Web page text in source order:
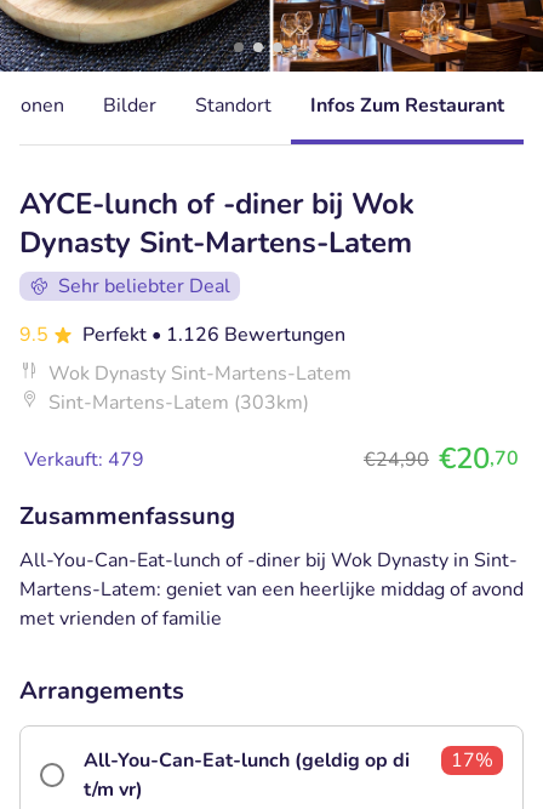
Bilder Standort Infos Zum Restaurant
AYCE-lunch of -diner bij Wok
Dynasty Sint-Martens-Latem
Sehr beliebter Deal
9.5
Perfekt • 1.126 Bewertungen
Wok Dynasty Sint-Martens-Latem
Sint-Martens-Latem (303km)
Verkauft: 479 €24,90 €20,70
Zusammenfassung
All-You-Can-Eat-lunch of -diner bij Wok Dynasty in Sint-
Martens-Latem: geniet van een heerlijke middag of avond
met vrienden of familie
Arrangements
All-You-Can-Eat-lunch (geldig op di
t/m vr)
17%